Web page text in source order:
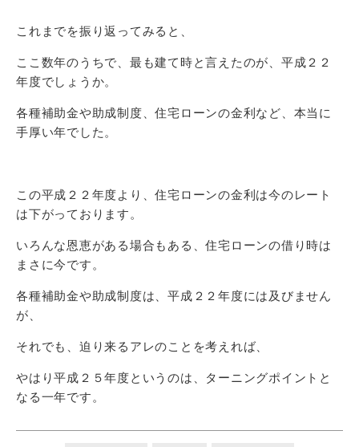
これまでを振り返ってみると、
ここ数年のうちで、最も建て時と言えたのが、平成２２
年度でしょうか。
各種補助金や助成制度、住宅ローンの金利など、本当に
手厚い年でした。
この平成２２年度より、住宅ローンの金利は今のレート
は下がっております。
いろんな恩恵がある場合もある、住宅ローンの借り時は
まさに今です。
各種補助金や助成制度は、平成２２年度には及びません
が、
それでも、迫り来るアレのことを考えれば、
やはり平成２５年度というのは、ターニングポイントと
なる一年です。